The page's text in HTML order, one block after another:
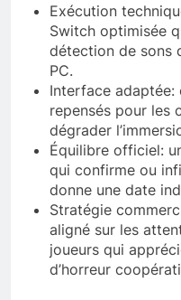
Exécution
Switch optimisée
détection de sons
PC.
Interface adaptée:
repensés pour les
dégrader
Équilibre officiel:
qui confirme ou
donne une date
Stratégie
aligné sur les
joueurs qui
d’horreur